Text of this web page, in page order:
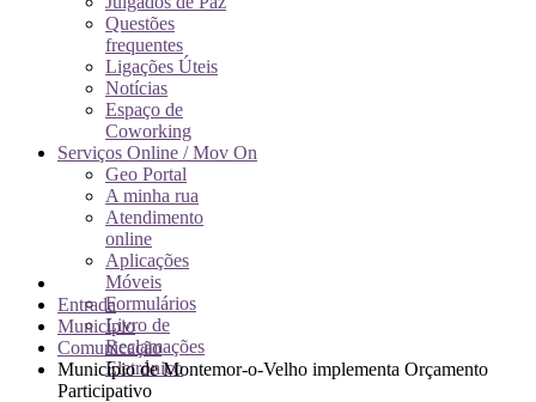
Questões
frequentes
Ligações Úteis
Notícias
Espaço de
Coworking
Serviços Online / Mov On
Geo Portal
A minha rua
Atendimento
online
Aplicações
Móveis
Formulários
Livro de
Reclamações
Eletrónico
Entrada
Município
Comunicação
Município de Montemor-o-Velho implementa Orçamento
Participativo